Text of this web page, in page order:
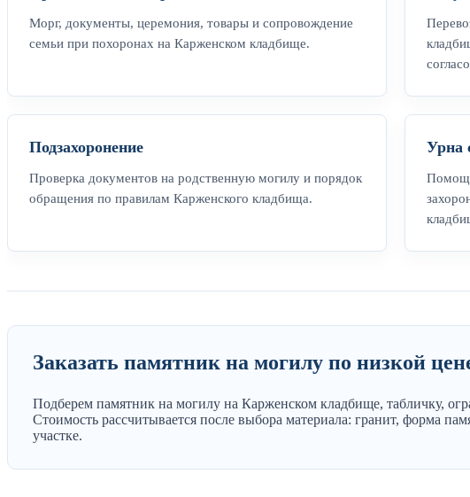
Морг, документы, церемония, товары и сопровождение
семьи при похоронах на Карженском кладбище.
Подзахоронение
Проверка документов на родственную могилу и порядок
обращения по правилам Карженского кладбища.
Урна
Заказать памятник на могилу по низкой
Подберем памятник на могилу на Карженском кладбище, табличку,
Стоимость рассчитывается после выбора материала: гранит, форма
участке.